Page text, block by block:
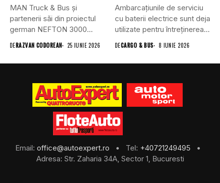
MAN Truck & Bus și
partenerii săi din proiectul
german NEFTON 3000...
DERAZVAN CODOREAN 25 IUNIE 2026
Ambarcațiunile de serviciu
cu baterii electrice sunt deja
utilizate pentru întreținerea
parcurilor...
DECARGO & BUS 8 IUNIE 2026
Email: office@autoexpert.ro • Tel: +40721249495
•
Adresa: Str. Zaharia 34A, Sector 1, Bucuresti